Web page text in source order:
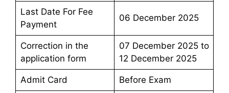
Last Date For Fee
Payment
06 December 2025
Correction in the
application form
07 December 2025 to
12 December 2025
Admit Card Before Exam